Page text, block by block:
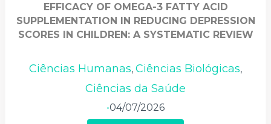
EFFICACY OF OMEGA-3 FATTY ACID
SUPPLEMENTATION IN REDUCING DEPRESSION
SCORES IN CHILDREN: A SYSTEMATIC REVIEW
Ciências Humanas, Ciências Biológicas,
Ciências da Saúde
•04/07/2026